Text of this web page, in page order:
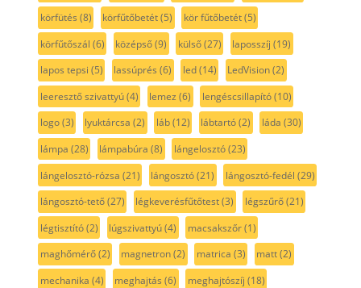
körfütés (8) körfűtőbetét(5) kör fűtőbetét(5)
körfűtőszál (6) középső(9) külső(27) laposszíj (19)
lapos tepsi (5) lassúprés (6) led(14) LedVision(2)
leeresztő szivattyú(4) lemez (6) lengéscsillapító(10)
logo(3) lyuktárcsa (2) láb(12) lábtartó(2) láda (30)
lámpa (28) lámpabúra (8) lángelosztó(23)
lángelosztó-rózsa (21) lángosztó(21) lángosztó-fedél (29)
lángosztó-tető(27) légkeverésfűtőtest(3) légszűrő(21)
légtisztító(2) lúgszivattyú(4) macsakszőr(1)
maghőmérő(2) magnetron(2) matrica (3) matt(2)
mechanika (4) meghajtás (6) meghajtószíj (18)